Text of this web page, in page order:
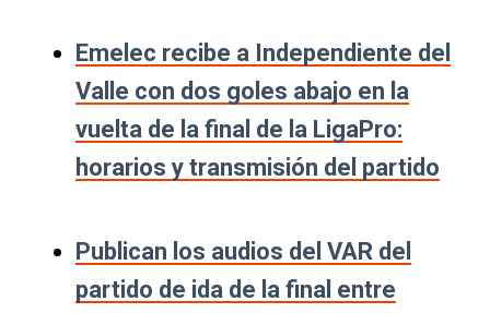
Emelec recibe a Independiente del
Valle con dos goles abajo en la
vuelta de la final de la LigaPro:
horarios y transmisión del partido
Publican los audios del VAR del
partido de ida de la final entre